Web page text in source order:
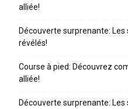
alliée!
Découverte surprenante:
révélés!
Course à pied: Découvrez
alliée!
Découverte surprenante: